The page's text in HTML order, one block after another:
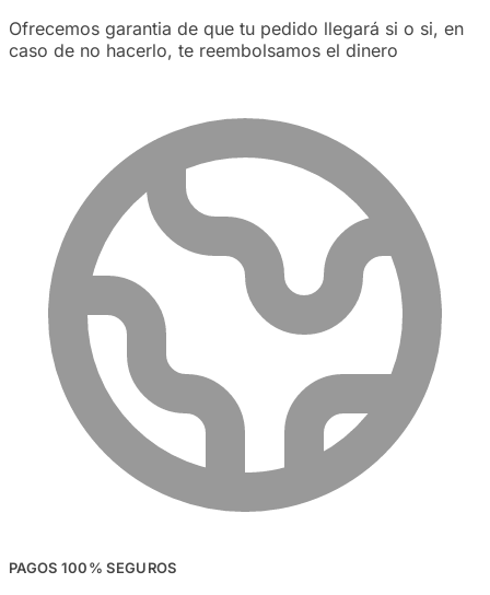
Ofrecemos garantia de que tu pedido llegará si o si, en
caso de no hacerlo, te reembolsamos el dinero
PAGOS 100% SEGUROS